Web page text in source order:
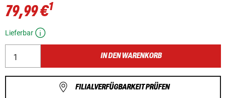
79,99 €1
Lieferbar
IN DEN WARENKORB
FILIALVERFÜGBARKEIT PRÜFEN